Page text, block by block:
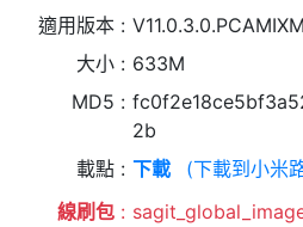
適用版本
V11.0.3.0.PCAMIXM
大小
633M
MD5
2b
載點
下載
(下載到小米
線刷包